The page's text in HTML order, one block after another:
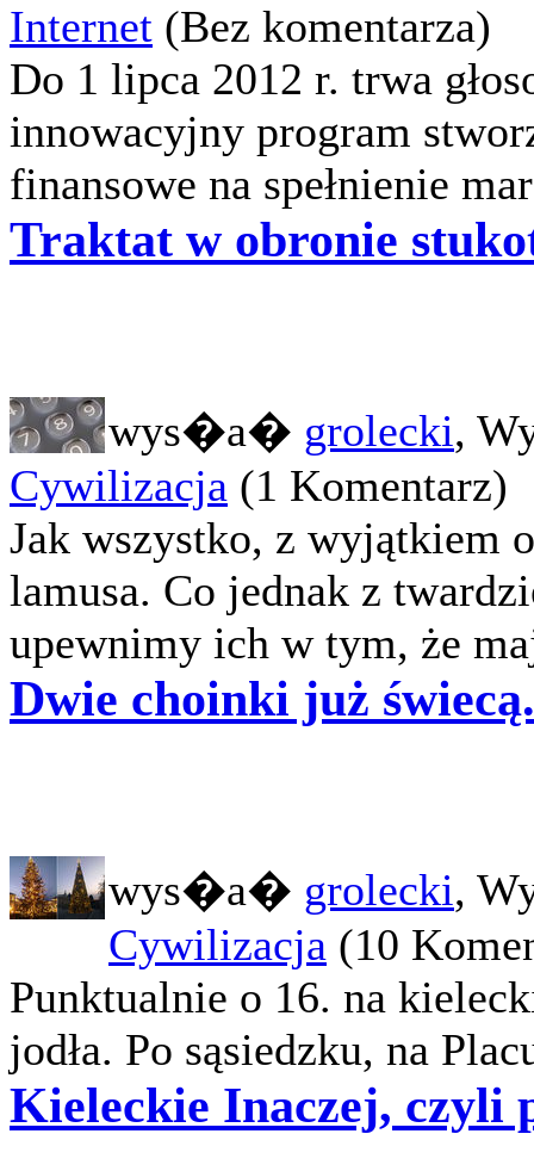
Internet (Bez komentarza)
Do 1 lipca 2012 r. trwa
innowacyjny program
finansowe na spełnienie
Traktat w obronie
wys�a� grolecki,
Cywilizacja (1 Komentarz)
Jak wszystko, z wyjątkiem
lamusa. Co jednak z
upewnimy ich w tym, że
Dwie choinki już
wys�a� grolecki,
Cywilizacja (10
Punktualnie o 16. na
jodła. Po sąsiedzku, na
Kieleckie Inaczej, czyli